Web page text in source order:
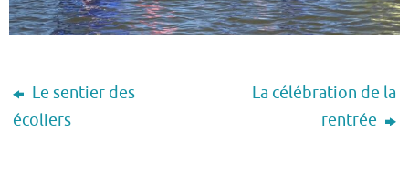
Le sentier des
écoliers
La célébration de la
rentrée